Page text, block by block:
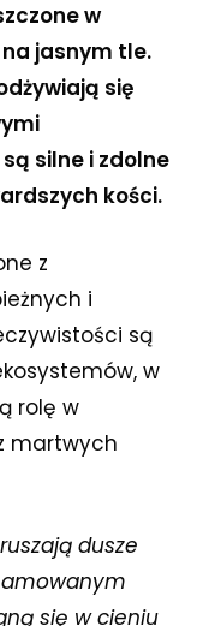
w
jasnym tle.
się
silne i zdolne
kości.
z
i
są
w
rolę w
martwych
dusze
się w cieniu